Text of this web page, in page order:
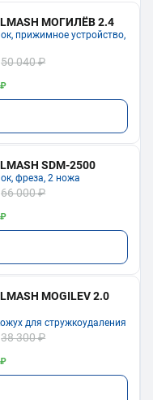
МОГИЛЁВ 2.4
прижимное устройство,
50 040 ₽
SDM-2500
фреза, 2 ножа
66 000 ₽
MOGILEV 2.0
для стружкоудаления
38 300 ₽